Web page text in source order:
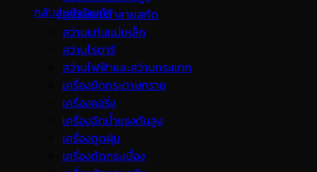
กลับสู่หน้าร้านค้า
สว่านเจาะทำลายสกัด
สว่านแท่นแม่เหล็ก
สว่านโรตารี
สว่านไฟฟ้าและสว่านกระแทก
เครื่องขัดกระดาษทราย
เครื่องคอริ่ง
เครื่องฉีดน้ำแรงดันสูง
เครื่องดูดฝุ่น
เครื่องตัดกระเบื้อง